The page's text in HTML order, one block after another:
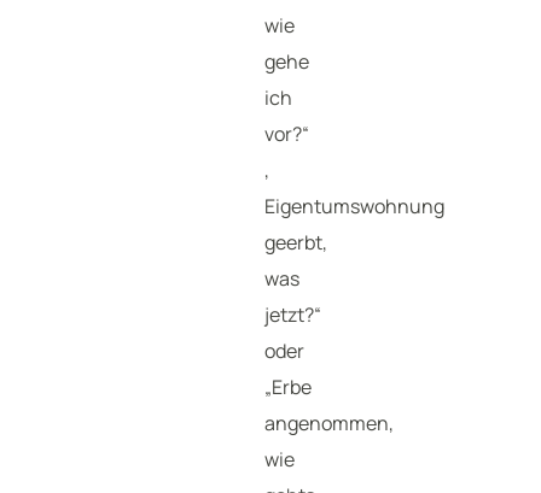
wie
gehe
ich
vor?“
,
Eigentumswohnung
geerbt,
was
jetzt?“
oder
„Erbe
angenommen,
wie